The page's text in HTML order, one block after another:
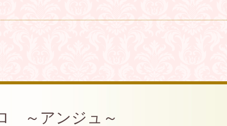
～アンジュ～